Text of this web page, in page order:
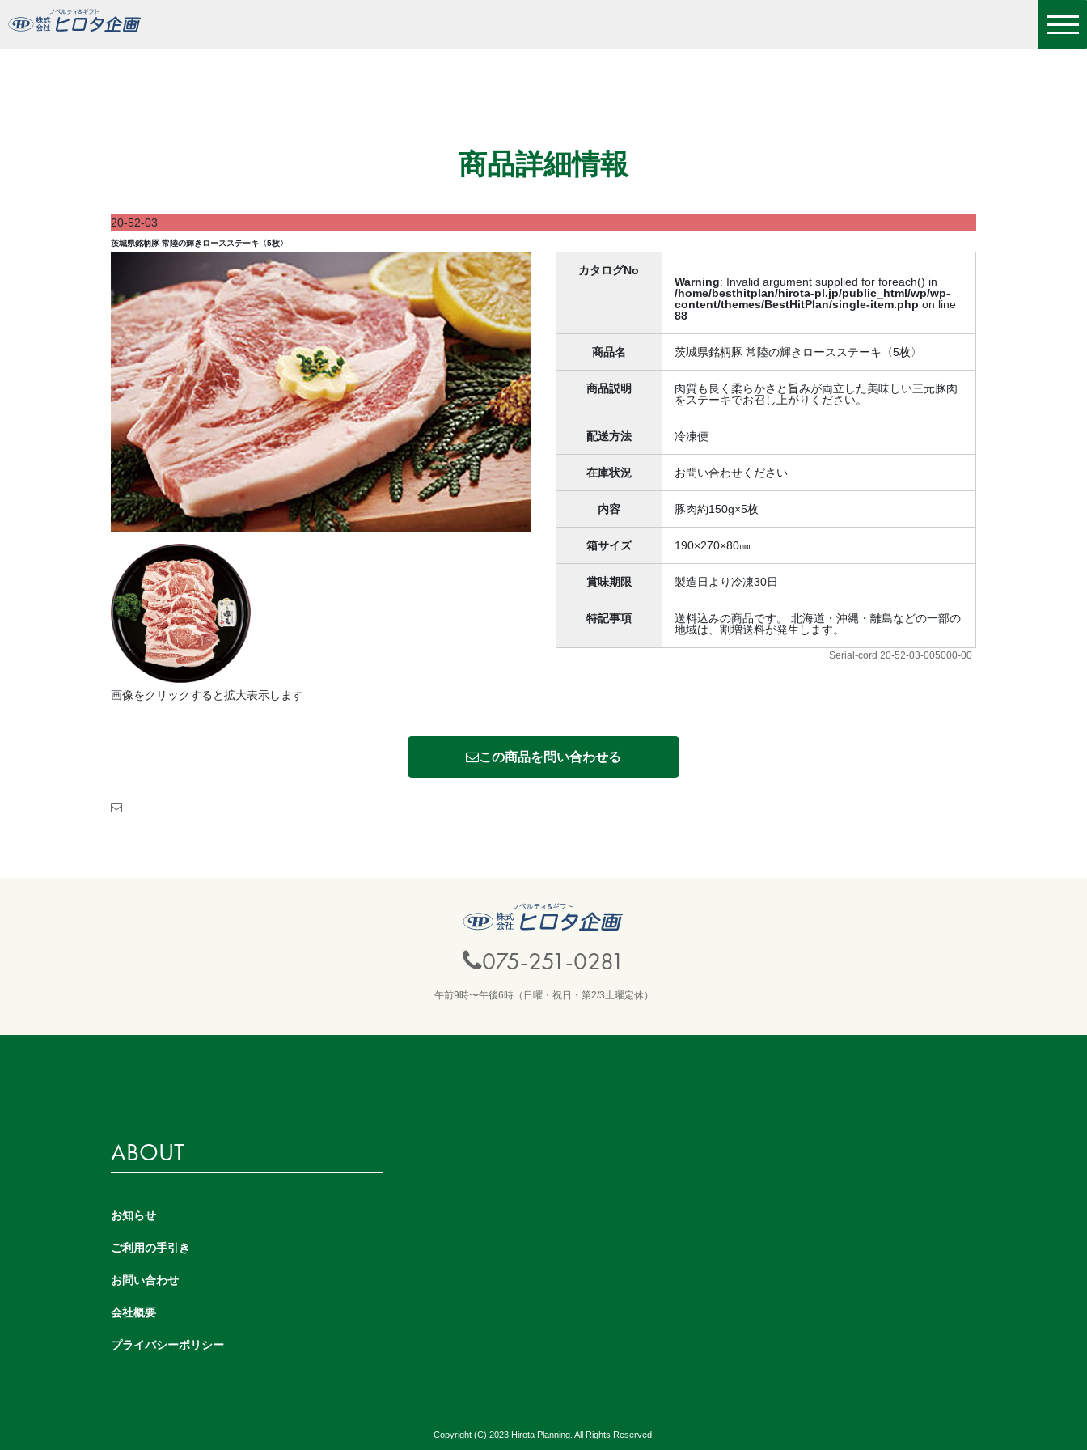
商品詳細情報
20-52-03
茨城県銘柄豚 常陸の輝きロースステーキ〈5枚〉
画像をクリックすると拡大表示します
カタログNo
Warning: Invalid argument supplied for foreach() in
/home/besthitplan/hirota-pl.jp/public_html/wp/wp-
content/themes/BestHitPlan/single-item.php on line
88
商品名 茨城県銘柄豚 常陸の輝きロースステーキ〈5枚〉
商品説明
肉質も良く柔らかさと旨みが両立した美味しい三元豚肉
をステーキでお召し上がりください。
配送方法 冷凍便
在庫状況 お問い合わせください
内容 豚肉約150g×5枚
箱サイズ 190×270×80㎜
賞味期限 製造日より冷凍30日
特記事項
送料込みの商品です。 北海道・沖縄・離島などの一部の
地域は、割増送料が発生します。
Serial-cord 20-52-03-005000-00
この商品を問い合わせる
075-251-0281
午前9時〜午後6時（日曜・祝日・第2/3土曜定休）
ABOUT
お知らせ
ご利用の手引き
お問い合わせ
会社概要
プライバシーポリシー
Copyright (C) 2023 Hirota Planning. All Rights Reserved.